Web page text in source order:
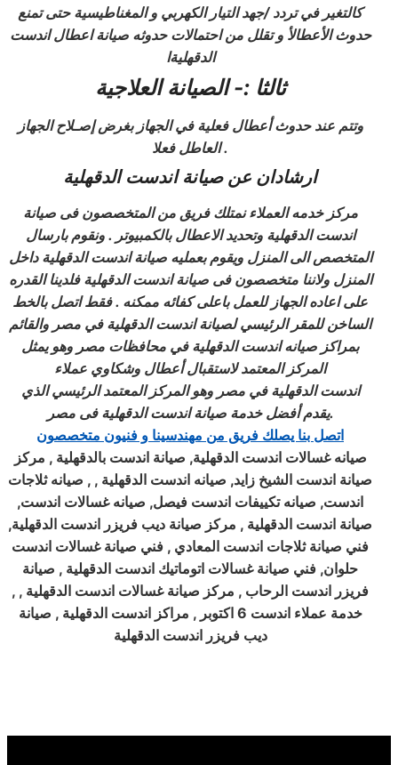
كالتغير في تردد /جهد التيار الكهربي و المغناطيسية حتى تمنع
حدوث الأعطالأ و تقلل من احتمالات حدوثه صيانة اعطال اندست
الدقهليةا
ثالثا :- الصيانة العلاجية
وتتم عند حدوث أعطال فعلية في الجهاز بغرض إصـلاح الجهاز
العاطل فعلا .
ارشادان عن صيانة اندست الدقهلية
مركز خدمه العملاءنمتلك فريق من المتخصصون فى صيانة
اندستالدقهليةوتحديد الاعطال بالكمبيوتر . ونقوم بارسال
المتخصص الى المنزل ويقوم بعمليه صيانة اندستالدقهليةداخل
المنزل ولاننا متخصصون فى صيانة اندستالدقهليةفلدينا القدره
على اعاده الجهاز للعمل باعلى كفائه ممكنه . فقط اتصل بالخط
الساخن للمقر الرئيسي لصيانة اندستالدقهليةفي مصر والقائم
بمراكز صيانه اندستالدقهليةفي محافظات مصر وهو يمثل
المركز المعتمد لاستقبالأعطال وشكاوي عملاء
اندستالدقهليةفي مصروهو المركز المعتمد الرئيسي الذي
يقدم أفضلخدمة صيانة اندستالدقهلية
فى مصر.
اتصل بنا يصلك فريق من مهندسينا و فنيون متخصصون
صيانه غسالات اندست الدقهلية, صيانة اندست بالدقهلية , مركز
صيانة اندست الشيخ زايد, صيانه اندست الدقهلية , , صيانه ثلاجات
اندست, صيانه تكييفات اندست فيصل, صيانه غسالات اندست,
صيانة اندست الدقهلية , مركز صيانة ديب فريزر اندست الدقهلية,
فني صيانة ثلاجات اندست المعادي , فني صيانة غسالات اندست
حلوان, فني صيانة غسالات اتوماتيك اندست الدقهلية , صيانة
فريزر اندست الرحاب , مركز صيانة غسالات اندست الدقهلية , ,
خدمة عملاء اندست 6 اكتوبر , مراكز اندست الدقهلية , صيانة
ديب فريزر اندست الدقهلية